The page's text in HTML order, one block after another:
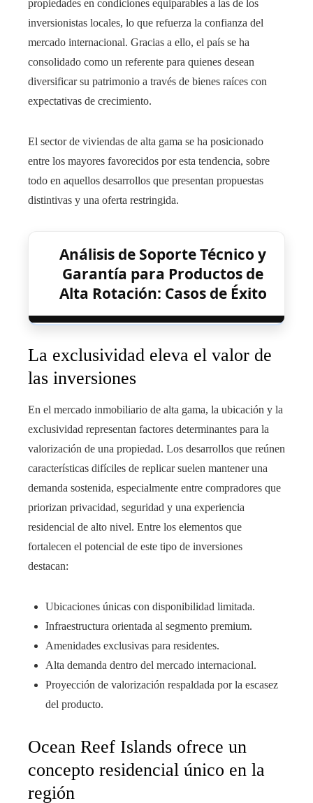
propiedades en condiciones equiparables a las de los
inversionistas locales, lo que refuerza la confianza del
mercado internacional. Gracias a ello, el país se ha
consolidado como un referente para quienes desean
diversificar su patrimonio a través de bienes raíces con
expectativas de crecimiento.
El sector de viviendas de alta gama se ha posicionado
entre los mayores favorecidos por esta tendencia, sobre
todo en aquellos desarrollos que presentan propuestas
distintivas y una oferta restringida.
Análisis de Soporte Técnico y
Garantía para Productos de
Alta Rotación: Casos de Éxito
La exclusividad eleva el valor de
las inversiones
En el mercado inmobiliario de alta gama, la ubicación y la
exclusividad representan factores determinantes para la
valorización de una propiedad. Los desarrollos que reúnen
características difíciles de replicar suelen mantener una
demanda sostenida, especialmente entre compradores que
priorizan privacidad, seguridad y una experiencia
residencial de alto nivel. Entre los elementos que
fortalecen el potencial de este tipo de inversiones
destacan:
Ubicaciones únicas con disponibilidad limitada.
Infraestructura orientada al segmento premium.
Amenidades exclusivas para residentes.
Alta demanda dentro del mercado internacional.
Proyección de valorización respaldada por la escasez
del producto.
Ocean Reef Islands ofrece un
concepto residencial único en la
región